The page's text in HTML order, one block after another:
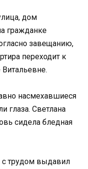
дом
гражданке
завещанию,
переходит к
насмехавшиеся
глаза. Светлана
сидела бледная
с трудом выдавил